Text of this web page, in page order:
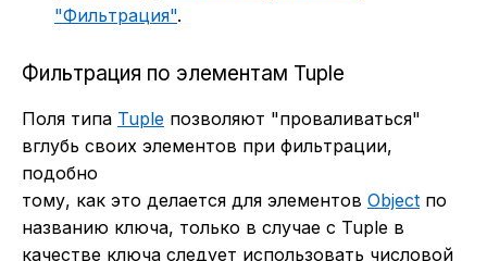
"Фильтрация".
Фильтрация по элементам Tuple
Поля типа Tuple позволяют "проваливаться"
вглубь своих элементов при фильтрации,
подобно
тому, как это делается для элементов Object по
названию ключа, только в случае с Tuple в
качестве ключа следует использовать числовой